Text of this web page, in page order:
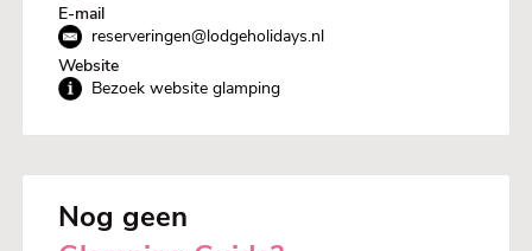
E-mail
reserveringen@lodgeholidays.nl
Website
Bezoek website glamping
Nog geen